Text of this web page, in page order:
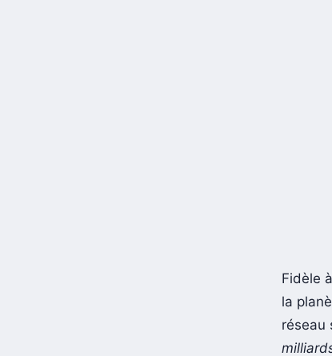
Fidèle
la
réseau